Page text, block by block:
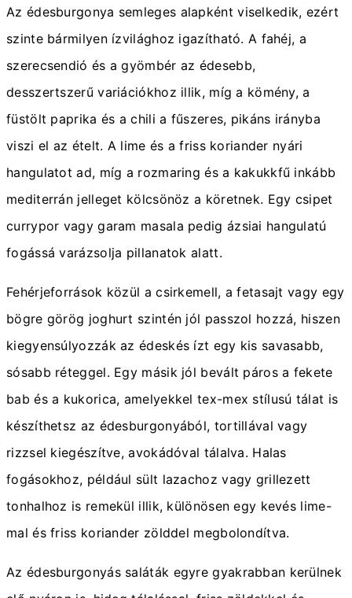
Az édesburgonya semleges alapként viselkedik, ezért
szinte bármilyen ízvilághoz igazítható. A fahéj, a
szerecsendió és a gyömbér az édesebb,
desszertszerű variációkhoz illik, míg a kömény, a
füstölt paprika és a chili a fűszeres, pikáns irányba
viszi el az ételt. A lime és a friss koriander nyári
hangulatot ad, míg a rozmaring és a kakukkfű inkább
mediterrán jelleget kölcsönöz a köretnek. Egy csipet
currypor vagy garam masala pedig ázsiai hangulatú
fogássá varázsolja pillanatok alatt.
Fehérjeforrások közül a csirkemell, a fetasajt vagy egy
bögre görög joghurt szintén jól passzol hozzá, hiszen
kiegyensúlyozzák az édeskés ízt egy kis savasabb,
sósabb réteggel. Egy másik jól bevált páros a fekete
bab és a kukorica, amelyekkel tex-mex stílusú tálat is
készíthetsz az édesburgonyából, tortillával vagy
rizzsel kiegészítve, avokádóval tálalva. Halas
fogásokhoz, például sült lazachoz vagy grillezett
tonhalhoz is remekül illik, különösen egy kevés lime-
mal és friss koriander zölddel megbolondítva.
Az édesburgonyás saláták egyre gyakrabban kerülnek